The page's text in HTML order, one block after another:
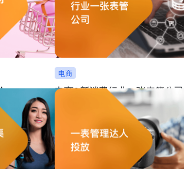
实现活动提报、确认、数
的价格策略
电商
电商&新消费行业一张表管公司
通过数据仪表盘、任务甘特图等，就能
消费业务数据和公司管理上的各类进展